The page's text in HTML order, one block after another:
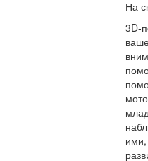
На
3D-
ими,